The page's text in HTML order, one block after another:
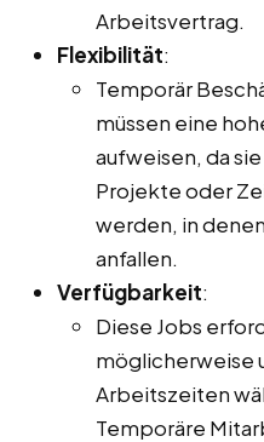
Arbeitsvertrag.
Flexibilität:
Temporär
müssen eine
aufweisen, da
Projekte oder
werden, in
anfallen.
Verfügbarkeit:
Diese Jobs
möglicherweise
Arbeitszeiten
Temporäre